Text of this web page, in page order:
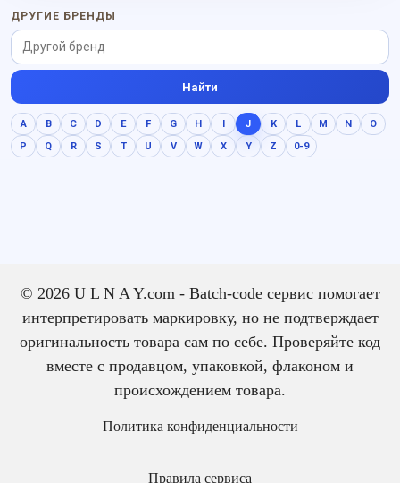
ДРУГИЕ БРЕНДЫ
Найти
A B C D E F G H I J K L M N
O
P
Q R S T U V W X Y Z 0-9
© 2026 U L N A Y.com - Batch-code сервис помогает
интерпретировать маркировку, но не подтверждает
оригинальность товара сам по себе. Проверяйте код
вместе с продавцом, упаковкой, флаконом и
происхождением товара.
Политика конфиденциальности
Правила сервиса